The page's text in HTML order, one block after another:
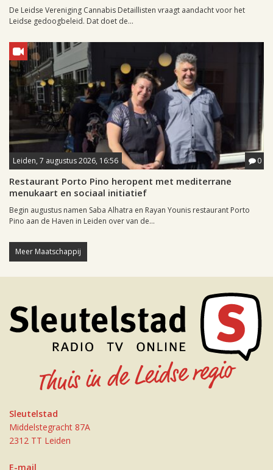
De Leidse Vereniging Cannabis Detaillisten vraagt aandacht voor het
Leidse gedoogbeleid. Dat doet de...
Leiden, 7 augustus 2026, 16:56 0
Restaurant Porto Pino heropent met mediterrane
menukaart en sociaal initiatief
Begin augustus namen Saba Alhatra en Rayan Younis restaurant Porto
Pino aan de Haven in Leiden over van de...
Meer Maatschappij
Sleutelstad
Middelstegracht 87A
2312 TT Leiden
E-mail